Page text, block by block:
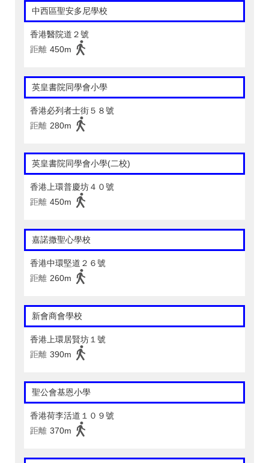
中西區聖安多尼學校
香港醫院道２號
距離 450m
英皇書院同學會小學
香港必列者士街５８號
距離 280m
英皇書院同學會小學(二校)
香港上環普慶坊４０號
距離 450m
嘉諾撒聖心學校
香港中環堅道２６號
距離 260m
新會商會學校
香港上環居賢坊１號
距離 390m
聖公會基恩小學
香港荷李活道１０９號
距離 370m